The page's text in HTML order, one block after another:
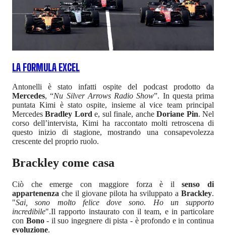
LA FORMULA EXCEL
Antonelli è stato infatti ospite del podcast prodotto da
Mercedes, “Nu Silver Arrows Radio Show”. In questa prima
puntata Kimi è stato ospite, insieme al vice team principal
MercedesBradley Lord e, sul finale, ancheDoriane Pin. Nel
corso dell’intervista, Kimi ha raccontato molti retroscena di
questo inizio di stagione, mostrando una consapevolezza
crescente del proprio ruolo.
Brackley come casa
Ciò che emerge con maggiore forza è ilsenso di
appartenenza che il giovane pilota ha sviluppato a Brackley.
"Sai, sono molto felice dove sono. Ho un supporto
incredibile".Il rapporto instaurato con il team, e in particolare
con Bono- il suo ingegnere di pista - è profondo e in continua
evoluzione.